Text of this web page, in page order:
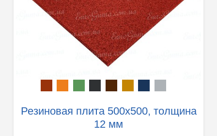
Резиновая плита 500х500, толщина
12 мм